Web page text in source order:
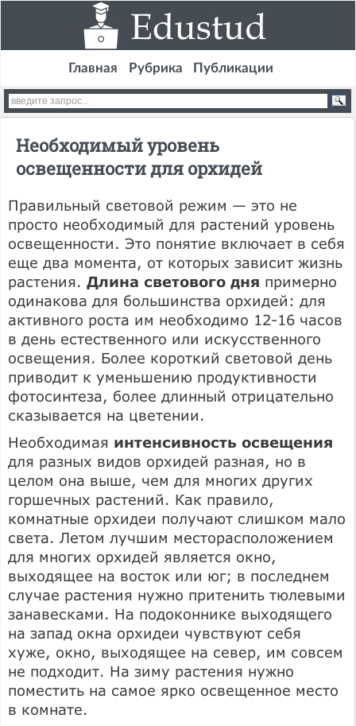
Главная Рубрика Публикации
Необходимый уровень
освещенности для орхидей
Правильный световой режим — это не
просто необходимый для растений уровень
освещенности. Это понятие включает в себя
еще два момента, от которых зависит жизнь
растения. Длина светового дня примерно
одинакова для большинства орхидей: для
активного роста им необходимо 12-16 часов
в день естественного или искусственного
освещения. Более короткий световой день
приводит к уменьшению продуктивности
фотосинтеза, более длинный отрицательно
сказывается на цветении.
Необходимая интенсивность освещения
для разных видов орхидей разная, но в
целом она выше, чем для многих других
горшечных растений. Как правило,
комнатные орхидеи получают слишком мало
света. Летом лучшим месторасположением
для многих орхидей является окно,
выходящее на восток или юг; в последнем
случае растения нужно притенить тюлевыми
занавесками. На подоконнике выходящего
на запад окна орхидеи чувствуют себя
хуже, окно, выходящее на север, им совсем
не подходит. На зиму растения нужно
поместить на самое ярко освещенное место
в комнате.